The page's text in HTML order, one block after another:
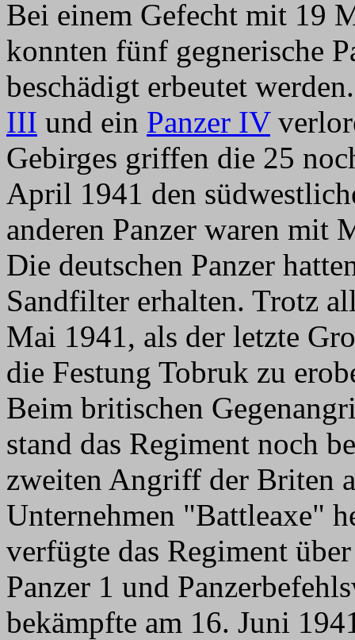
Bei einem Gefecht mit 19
konnten fünf gegnerische
beschädigt erbeutet
III und ein Panzer IV
Gebirges griffen die 25
April 1941 den
anderen Panzer waren mit
Die deutschen Panzer
Sandfilter erhalten. Trotz
Mai 1941, als der letzte
die Festung Tobruk zu
Beim britischen
stand das Regiment noch
zweiten Angriff der Briten
Unternehmen "Battleaxe"
verfügte das Regiment
Panzer 1 und
bekämpfte am 16. Juni